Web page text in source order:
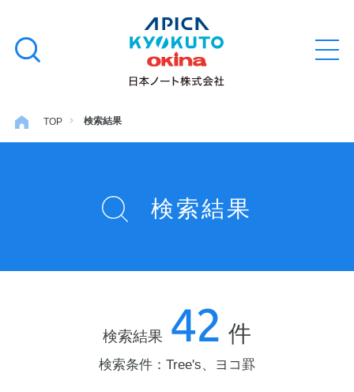
文
キ
ッ
閉
検
る
ファイル・バインダー
TOP 検索結果
検索結果
検索結果 42 件
検索条件： Tree's、ヨコ罫